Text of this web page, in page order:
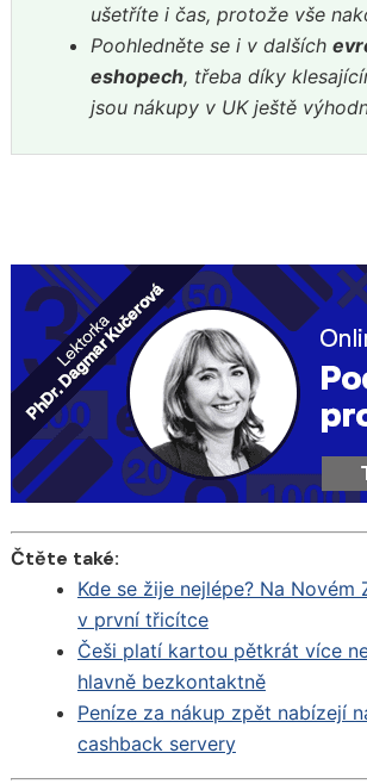
ušetříte i čas, protože vše
Poohledněte se i v dalších
eshopech, třeba díky
jsou nákupy v UK ještě
Čtěte také:
Kde se žije nejlépe? Na Novém
v první třicítce
Češi platí kartou pětkrát více
hlavně bezkontaktně
Peníze za nákup zpět nabízejí
cashback servery